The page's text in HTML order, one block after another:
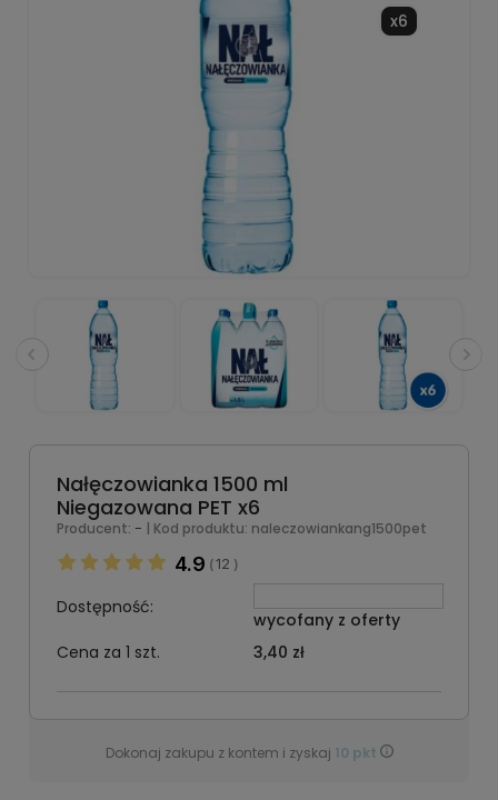
x6
Nałęczowianka 1500 ml
Niegazowana PET x6
Producent: - | Kod produktu: naleczowiankang1500pet
4.9 (12 )
Dostępność:
wycofany z oferty
Cena za 1 szt.
3,40 zł
Dokonaj zakupu z kontem i zyskaj 10 pkt